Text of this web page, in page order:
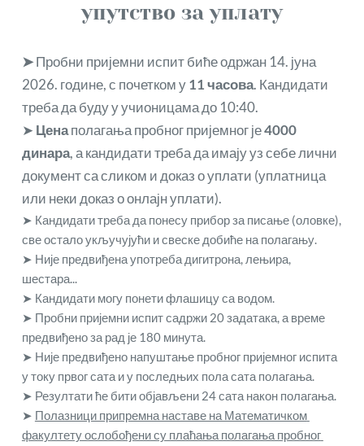
упутство за уплату
➤ Пробни пријемни испит биће одржан 14. јуна
2026. године, с почетком у 11 часова. Кандидати
треба да буду у учионицама до 10:40.
➤ Цена полагања пробног пријемног је 4000
динара, а кандидати треба да имају уз себе лични
документ са сликом и доказ о уплати (уплатница
или неки доказ о онлајн уплати).
➤ Кандидати треба да понесу прибор за писање (оловке),
све остало укључујући и свеске добиће на полагању.
➤ Није предвиђена употреба дигитрона, лењира,
шестара...
➤ Кандидати могу понети флашицу са водом.
➤ Пробни пријемни испит садржи 20 задатака, а време
предвиђено за рад је 180 минута.
➤ Није предвиђено напуштање пробног пријемног испита
у току првог сата и у последњих пола сата полагања.
➤ Резултати ће бити објављени 24 сата након полагања.
➤ Полазници припремна наставе на Математичком
факултету ослобођени су плаћања полагања пробног